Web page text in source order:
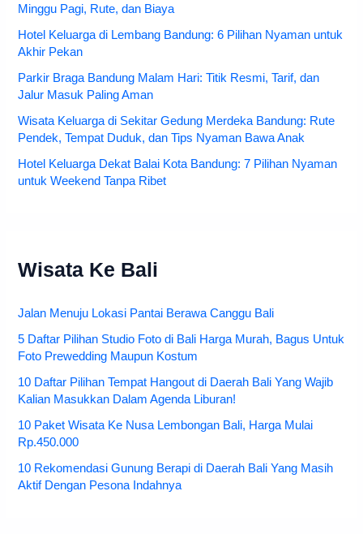
Minggu Pagi, Rute, dan Biaya
Hotel Keluarga di Lembang Bandung: 6 Pilihan Nyaman untuk
Akhir Pekan
Parkir Braga Bandung Malam Hari: Titik Resmi, Tarif, dan
Jalur Masuk Paling Aman
Wisata Keluarga di Sekitar Gedung Merdeka Bandung: Rute
Pendek, Tempat Duduk, dan Tips Nyaman Bawa Anak
Hotel Keluarga Dekat Balai Kota Bandung: 7 Pilihan Nyaman
untuk Weekend Tanpa Ribet
Wisata Ke Bali
Jalan Menuju Lokasi Pantai Berawa Canggu Bali
5 Daftar Pilihan Studio Foto di Bali Harga Murah, Bagus Untuk
Foto Prewedding Maupun Kostum
10 Daftar Pilihan Tempat Hangout di Daerah Bali Yang Wajib
Kalian Masukkan Dalam Agenda Liburan!
10 Paket Wisata Ke Nusa Lembongan Bali, Harga Mulai
Rp.450.000
10 Rekomendasi Gunung Berapi di Daerah Bali Yang Masih
Aktif Dengan Pesona Indahnya